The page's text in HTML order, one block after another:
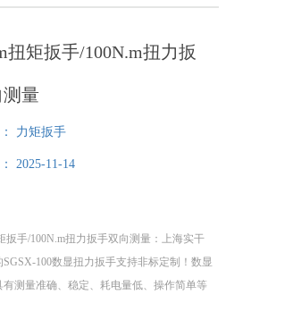
扭矩扳手/100N.m扭力扳
量
力矩扳手
2025-11-14
扳手/100N.m扭力扳手双向测量：上海实干
SGSX-100数显扭力扳手支持非标定制！数显
有测量准确、稳定、耗电量低、操作简单等